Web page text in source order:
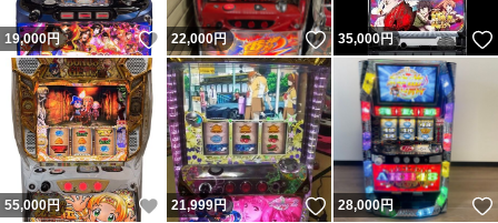
19,000円 いいね！
22,000円 いいね！
35,000円
55,000円 いいね！
21,999円 いいね！
28,000円